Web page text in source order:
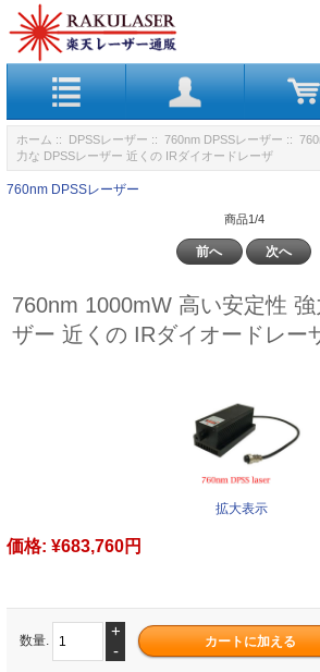
ホーム :: DPSSレーザー :: 760nm DPSSレーザー ::
力な DPSSレーザー 近くの IRダイオードレーザ
760nm DPSSレーザー
商品1/4
前へ 次へ
760nm 1000mW 高い安定性
ザー 近くの IRダイオードレー
拡大表示
価格: ¥683,760円
数量.
+
-